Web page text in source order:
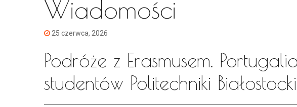
Wiadomości
25 czerwca, 2026
Podróże z Erasmusem.
studentów Politechniki